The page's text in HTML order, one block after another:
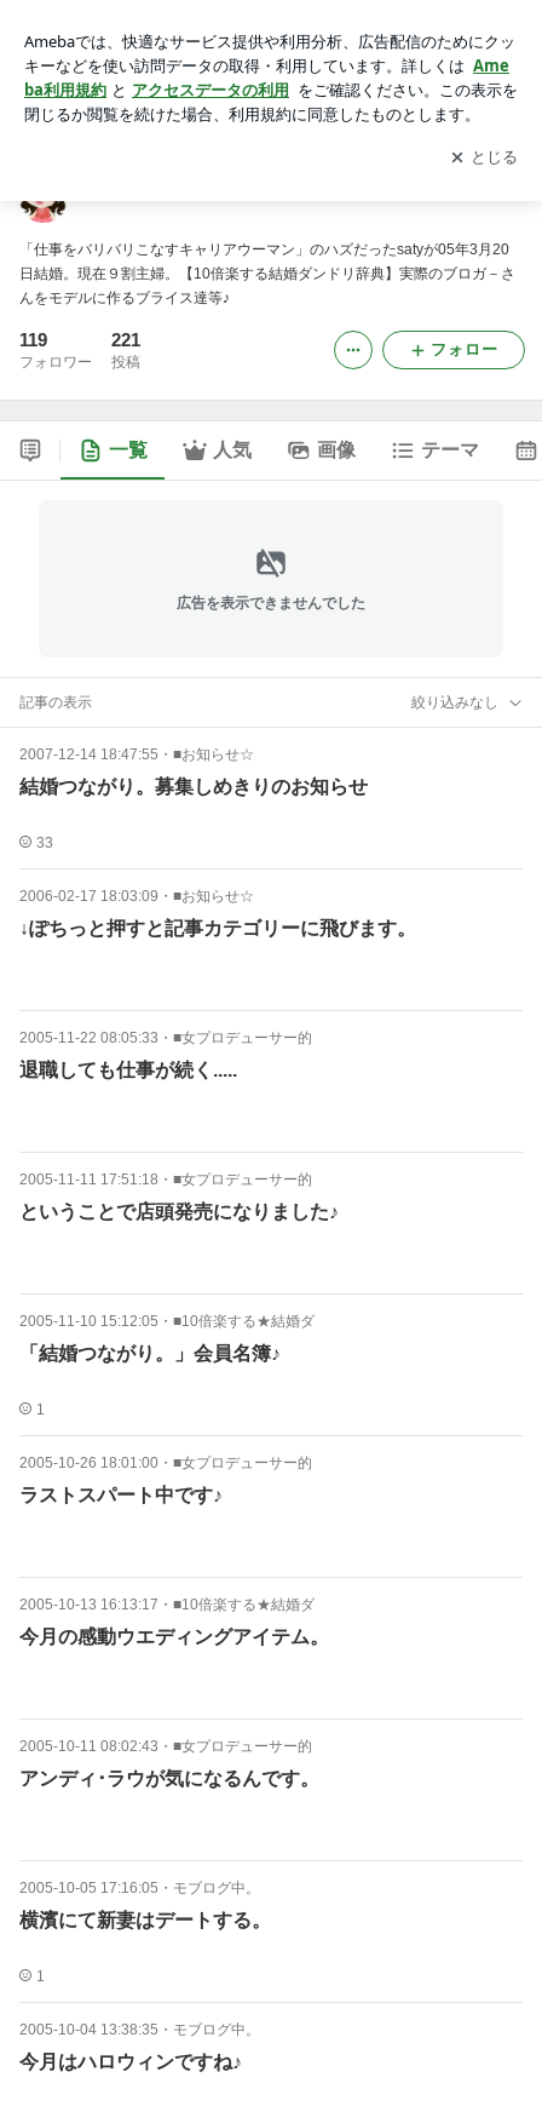
アプリをダウンロードして ブログの更新通知
を受け取りまし
ょう。
開く
「仕事をバリバリこなすキャリアウーマン」のハズだったsatyが05年3月20
日結婚。現在９割主婦。【10倍楽する結婚ダンドリ辞典】実際のブロガ－さ
んをモデルに作るブライス達等♪
119
フォロワー
221
投稿
フォロー
一覧 人気 画像 テーマ
広告を表示できませんでした
記事の表示 絞り込みなし
2007-12-14 18:47:55 ・ ■お知らせ☆
結婚つながり。募集しめきりのお知らせ
33
2006-02-17 18:03:09 ・ ■お知らせ☆
↓ぽちっと押すと記事カテゴリーに飛びます。
2005-11-22 08:05:33 ・ ■女プロデューサー的
退職しても仕事が続く.....
2005-11-11 17:51:18 ・ ■女プロデューサー的
ということで店頭発売になりました♪
2005-11-10 15:12:05 ・ ■10倍楽する★結婚ダ
「結婚つながり。」会員名簿♪
1
2005-10-26 18:01:00 ・ ■女プロデューサー的
ラストスパート中です♪
2005-10-13 16:13:17 ・ ■10倍楽する★結婚ダ
今月の感動ウエディングアイテム。
2005-10-11 08:02:43 ・ ■女プロデューサー的
アンディ･ラウが気になるんです。
2005-10-05 17:16:05 ・ モブログ中。
横濱にて新妻はデートする。
1
2005-10-04 13:38:35 ・ モブログ中。
今月はハロウィンですね♪